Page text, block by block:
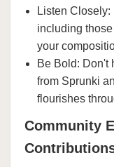
Listen
including
your
Be Bold: Don't
from Sprunki
flourishes
Community